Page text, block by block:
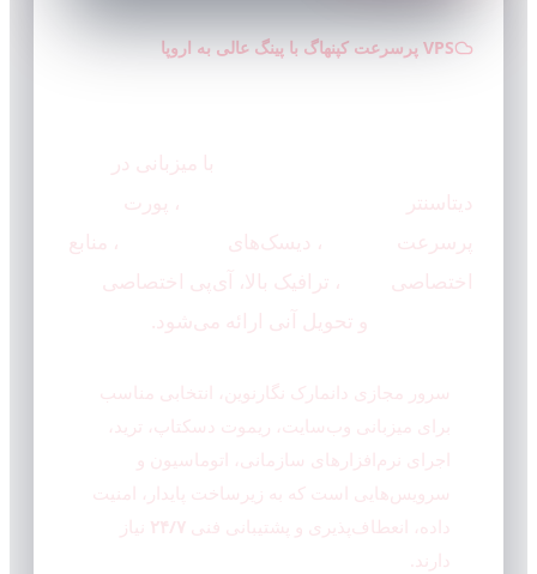
VPS پرسرعت کپنهاگ با پینگ عالی به اروپا
با میزبانی در
دیتاسنتر
، پورت
پرسرعت
، دیسک‌های
، منابع
اختصاصی
، ترافیک بالا، آی‌پی اختصاصی
و تحویل آنی ارائه می‌شود.
سرور مجازی دانمارک نگارنوین، انتخابی مناسب
برای میزبانی وب‌سایت، ریموت دسکتاپ، ترید،
اجرای نرم‌افزارهای سازمانی، اتوماسیون و
سرویس‌هایی است که به زیرساخت پایدار، امنیت
داده، انعطاف‌پذیری و پشتیبانی فنی ۲۴/۷ نیاز
دارند.